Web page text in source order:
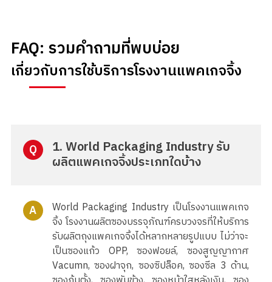
FAQ: รวมคำถามที่พบบ่อย
เกี่ยวกับการใช้บริการโรงงานแพคเกจจิ้ง
Q 1. World Packaging Industry รับ
ผลิตแพคเกจจิ้งประเภทใดบ้าง
A
World Packaging Industry เป็นโรงงานแพคเกจ
จิ้ง โรงงานผลิตซองบรรจุภัณฑ์ครบวงจรที่ให้บริการ
รับผลิตถุงแพคเกจจิ้งได้หลากหลายรูปแบบ ไม่ว่าจะ
เป็นซองแก้ว OPP, ซองฟอยล์, ซองสูญญากาศ
Vacumn, ซองฝาจุก, ซองซิปล็อค, ซองซีล 3 ด้าน,